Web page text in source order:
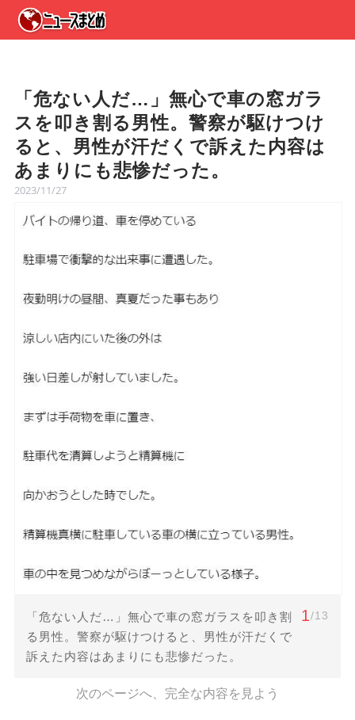
「危ない人だ…」無心で車の窓ガラ
スを叩き割る男性。警察が駆けつけ
ると、男性が汗だくで訴えた内容は
あまりにも悲惨だった。
2023/11/27
「危ない人だ…」無心で車の窓ガラスを叩き割
る男性。警察が駆けつけると、男性が汗だくで
訴えた内容はあまりにも悲惨だった。
1/13
次のページへ、完全な内容を見よう